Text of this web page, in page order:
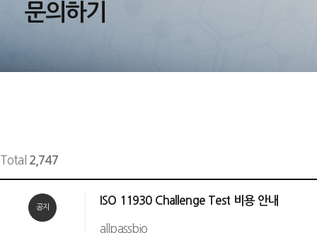
문의하기
Total 2,747
공지
ISO 11930 Challenge Test 비용 안내
allpassbio